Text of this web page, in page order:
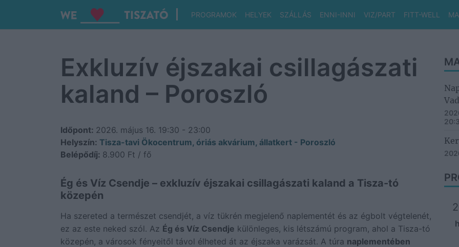
PROGRAMOK HELYEK SZÁLLÁS ENNI-INNI VIZ/PART FITT-WELL
Exkluzív éjszakai csillagászati
kaland – Poroszló
Időpont: 2026. május 16. 19:30 - 23:00
Helyszín: Tisza-tavi Ökocentrum, óriás akvárium, állatkert - Poroszló
Belépődíj: 8.900 Ft / fő
Ég és Víz Csendje – exkluzív éjszakai csillagászati kaland a Tisza-tó
közepén
Ha szereted a természet csendjét, a víz tükrén megjelenő naplementét és az égbolt végtelenét,
ez az este neked szól. Az Ég és Víz Csendje különleges, kis létszámú program, ahol a Tisza-tó
közepén, a városok fényeitől távol élheted át az éjszaka varázsát. A túra naplementében
h